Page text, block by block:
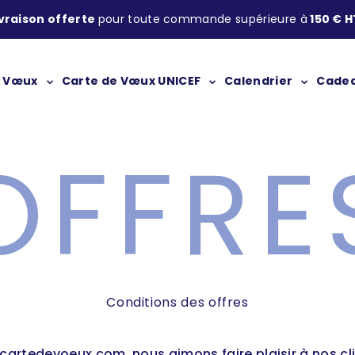
offerte pour toute commande supérieure à 150 €
Vœux Carte de Vœux UNICEF Calendrier
Conditions des offres